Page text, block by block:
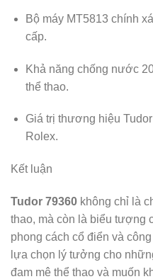
Bộ máy MT5813 chính
cấp.
Khả năng chống nước
thể thao.
Giá trị thương hiệu
Rolex.
Kết luận
Tudor 79360 không chỉ là
thao, mà còn là biểu tượng
phong cách cổ điển và
lựa chọn lý tưởng cho
đam mê thể thao và muốn